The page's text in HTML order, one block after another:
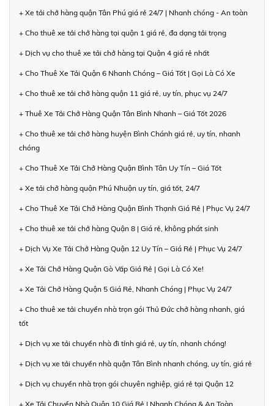
+ Xe tải chở hàng quận Tân Phú giá rẻ 24/7 | Nhanh chóng - An toàn
+ Cho thuê xe tải chở hàng tại quận 1 giá rẻ, đa dạng tải trọng
+ Dịch vụ cho thuê xe tải chở hàng tại Quận 4 giá rẻ nhất
+ Cho Thuê Xe Tải Quận 6 Nhanh Chóng – Giá Tốt | Gọi Là Có Xe
+ Cho thuê xe tải chở hàng quận 11 giá rẻ, uy tín, phục vụ 24/7
+ Thuê Xe Tải Chở Hàng Quận Tân Bình Nhanh – Giá Tốt 2026
+ Cho thuê xe tải chở hàng huyện Bình Chánh giá rẻ, uy tín, nhanh
chóng
+ Cho Thuê Xe Tải Chở Hàng Quận Bình Tân Uy Tín – Giá Tốt
+ Xe tải chở hàng quận Phú Nhuận uy tín, giá tốt, 24/7
+ Cho Thuê Xe Tải Chở Hàng Quận Bình Thạnh Giá Rẻ | Phục Vụ 24/7
+ Cho thuê xe tải chở hàng Quận 8 | Giá rẻ, không phát sinh
+ Dịch Vụ Xe Tải Chở Hàng Quận 12 Uy Tín – Giá Rẻ | Phục Vụ 24/7
+ Xe Tải Chở Hàng Quận Gò Vấp Giá Rẻ | Gọi Là Có Xe!
+ Xe Tải Chở Hàng Quận 5 Giá Rẻ, Nhanh Chóng | Phục Vụ 24/7
+ Cho thuê xe tải chuyển nhà trọn gói Thủ Đức chở hàng nhanh, giá
tốt
+ Dịch vụ xe tải chuyển nhà đi tỉnh giá rẻ, uy tín, nhanh chóng!
+ Dịch vụ xe tải chuyển nhà quận Tân Bình nhanh chóng, uy tín, giá rẻ
+ Dịch vụ chuyển nhà trọn gói chuyên nghiệp, giá rẻ tại Quận 12
+ Xe Tải Chuyển Nhà Quận 10 Giá Rẻ | Nhanh Chóng & An Toàn